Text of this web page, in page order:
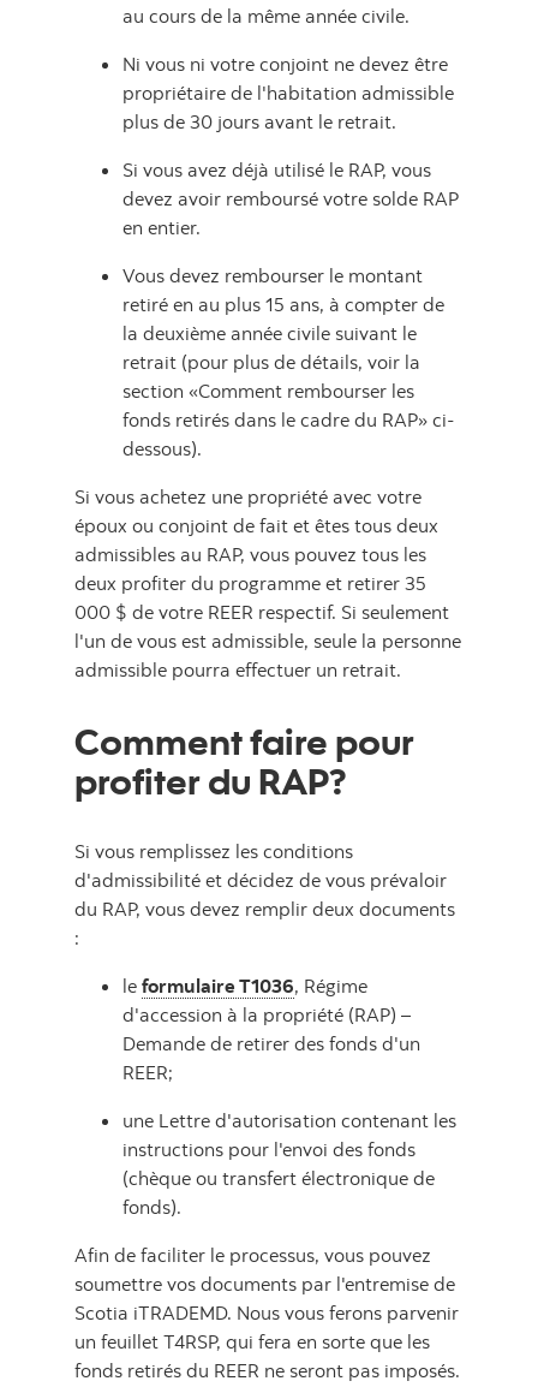
au cours de la même année civile.
Ni vous ni votre conjoint ne devez être
propriétaire de l'habitation admissible
plus de 30 jours avant le retrait.
Si vous avez déjà utilisé le RAP, vous
devez avoir remboursé votre solde RAP
en entier.
Vous devez rembourser le montant
retiré en au plus 15 ans, à compter de
la deuxième année civile suivant le
retrait (pour plus de détails, voir la
section «Comment rembourser les
fonds retirés dans le cadre du RAP» ci-
dessous).
Si vous achetez une propriété avec votre
époux ou conjoint de fait et êtes tous deux
admissibles au RAP, vous pouvez tous les
deux profiter du programme et retirer 35
000 $ de votre REER respectif. Si seulement
l'un de vous est admissible, seule la personne
admissible pourra effectuer un retrait.
Comment faire pour
profiter du RAP?
Si vous remplissez les conditions
d'admissibilité et décidez de vous prévaloir
du RAP, vous devez remplir deux documents
:
le formulaire T1036, Régime
d'accession à la propriété (RAP) –
Demande de retirer des fonds d'un
REER;
une Lettre d'autorisation contenant les
instructions pour l'envoi des fonds
(chèque ou transfert électronique de
fonds).
Afin de faciliter le processus, vous pouvez
soumettre vos documents par l'entremise de
Scotia iTRADEMD. Nous vous ferons parvenir
un feuillet T4RSP, qui fera en sorte que les
fonds retirés du REER ne seront pas imposés.